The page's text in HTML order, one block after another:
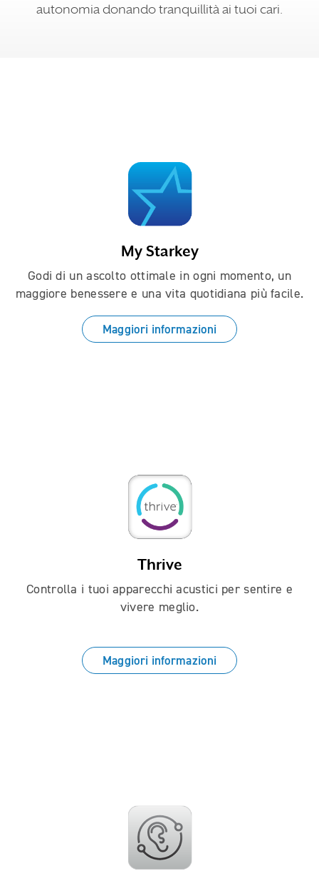
autonomia donando tranquillità ai tuoi cari.
My Starkey
Godi di un ascolto ottimale in ogni momento, un
maggiore benessere e una vita quotidiana più facile.
Maggiori informazioni
Thrive
Controlla i tuoi apparecchi acustici per sentire e
vivere meglio.
Maggiori informazioni